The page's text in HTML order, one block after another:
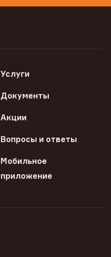
Услуги
Документы
Акции
Вопросы и ответы
Мобильное
приложение